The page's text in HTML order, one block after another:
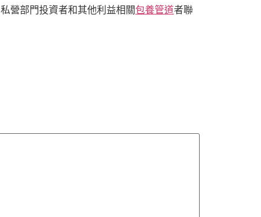
營部門投資者和其他利益相關包養管道者聯